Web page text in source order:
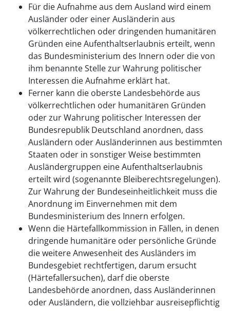
Für die Aufnahme aus dem Ausland wird einem
Ausländer oder einer Ausländerin aus
völkerrechtlichen oder dringenden humanitären
Gründen eine Aufenthaltserlaubnis erteilt, wenn
das Bundesministerium des Innern oder die von
ihm benannte Stelle zur Wahrung politischer
Interessen die Aufnahme erklärt hat.
Ferner kann die oberste Landesbehörde aus
völkerrechtlichen oder humanitären Gründen
oder zur Wahrung politischer Interessen der
Bundesrepublik Deutschland anordnen, dass
Ausländern oder Ausländerinnen aus bestimmten
Staaten oder in sonstiger Weise bestimmten
Ausländergruppen eine Aufenthaltserlaubnis
erteilt wird (sogenannte Bleiberechtsregelungen).
Zur Wahrung der Bundeseinheitlichkeit muss die
Anordnung im Einvernehmen mit dem
Bundesministerium des Innern erfolgen.
Wenn die Härtefallkommission in Fällen, in denen
dringende humanitäre oder persönliche Gründe
die weitere Anwesenheit des Ausländers im
Bundesgebiet rechtfertigen, darum ersucht
(Härtefallersuchen), darf die oberste
Landesbehörde anordnen, dass Ausländerinnen
oder Ausländern, die vollziehbar ausreisepflichtig